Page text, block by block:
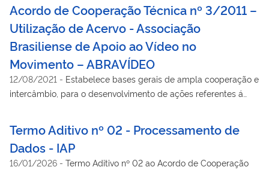
referentes ás veiculações publicitárias autorizadas pelas
agências de propaganda, por ordem e conta de anunciantes
do Poder Executivo Federal
Acordo de Cooperação Técnica nº 3/2011 –
Utilização de Acervo - Associação
Brasiliense de Apoio ao Vídeo no
Movimento – ABRAVÍDEO
12/08/2021 - Estabelece bases gerais de ampla cooperação e
intercâmbio, para o desenvolvimento de ações referentes á
ABRAVÍDEO.
Termo Aditivo nº 02 - Processamento de
Dados - IAP
16/01/2026 - Termo Aditivo nº 02 ao Acordo de Cooperação